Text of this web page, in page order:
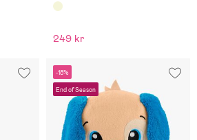
249 kr
-18%
End of Season